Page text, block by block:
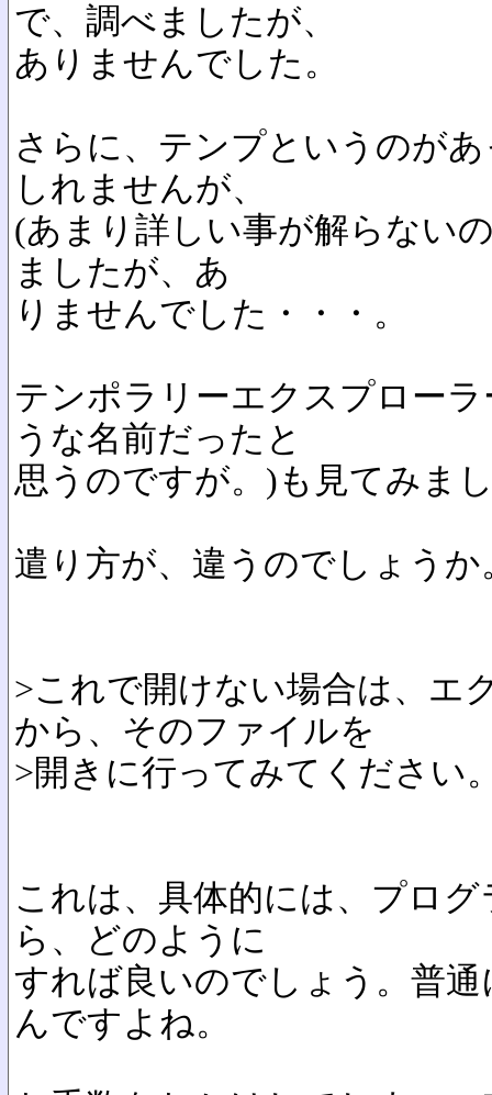
で、調べましたが、
ありませんでした。
さらに、テンプというのが
しれませんが、
(あまり詳しい事が解らない
ましたが、あ
りませんでした・・・。
テンポラリーエクスプロー
うな名前だったと
思うのですが。)も見てみま
遣り方が、違うのでしょうか
>これで開けない場合は、エ
から、そのファイルを
>開きに行ってみてください
これは、具体的には、プロ
ら、どのように
すれば良いのでしょう。普
んですよね。